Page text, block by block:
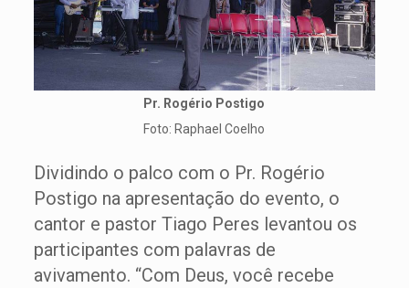
Pr. Rogério Postigo
Foto: Raphael Coelho
Dividindo o palco com o Pr. Rogério
Postigo na apresentação do evento, o
cantor e pastor Tiago Peres levantou os
participantes com palavras de
avivamento. “Com Deus, você recebe